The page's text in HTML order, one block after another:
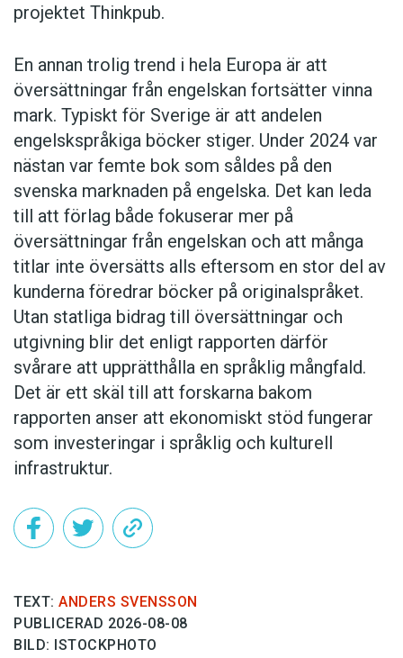
projektet Thinkpub.
En annan trolig trend i hela Europa är att
översättningar från engelskan fortsätter vinna
mark. Typiskt för Sverige är att andelen
engelskspråkiga böcker stiger. Under 2024 var
nästan var femte bok som såldes på den
svenska marknaden på engelska. Det kan leda
till att förlag både fokuserar mer på
översättningar från engelskan och att många
titlar inte översätts alls eftersom en stor del av
kunderna föredrar böcker på originalspråket.
Utan statliga bidrag till översättningar och
utgivning blir det enligt rapporten därför
svårare att upprätthålla en språklig mångfald.
Det är ett skäl till att forskarna bakom
rapporten anser att ekonomiskt stöd fungerar
som investeringar i språklig och kulturell
infrastruktur.
TEXT: ANDERS SVENSSON
PUBLICERAD 2026-08-08
BILD: ISTOCKPHOTO